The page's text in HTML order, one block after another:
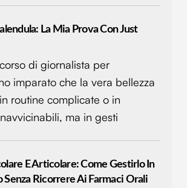
La Mia Prova Con Just
di giornalista per
imparato che la vera bellezza
routine complicate o in
ma in gesti
E Articolare: Come Gestirlo In
Ricorrere Ai Farmaci Orali